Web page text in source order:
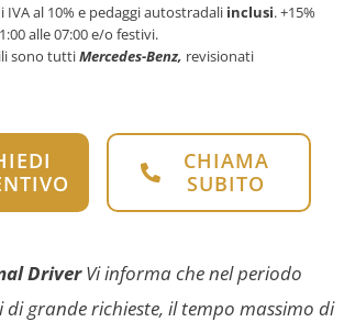
al 10% e pedaggi autostradali inclusi. +15%
alle 07:00 e/o festivi.
sono tuttiMercedes-Benz, revisionati
CHIAMA
SUBITO
DriverVi informa che nel periodo
di grande richieste, il tempo massimo di